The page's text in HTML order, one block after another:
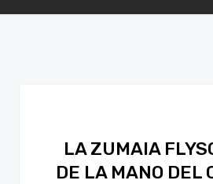
LA ZUMAIA
DE LA MANO DEL